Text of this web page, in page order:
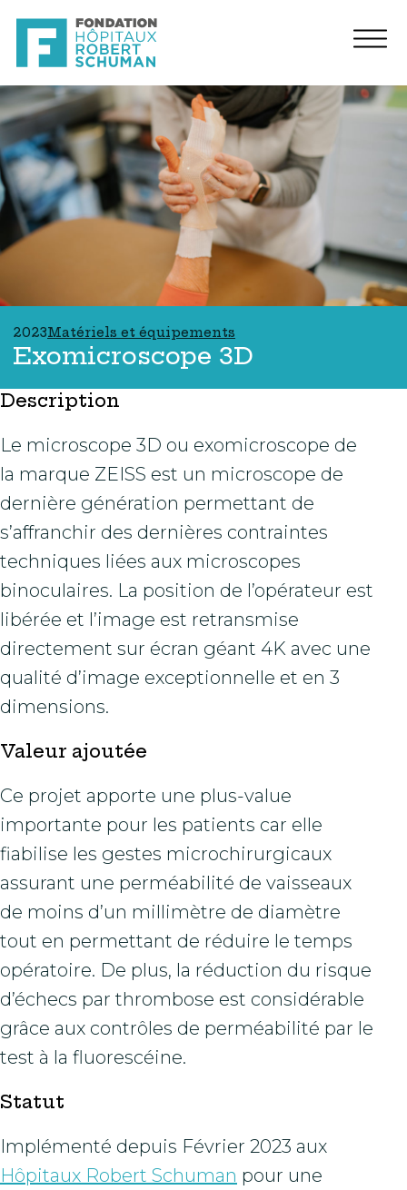
2023Matériels et équipements
Exomicroscope 3D
Description
Le microscope 3D ou exomicroscope de
la marque ZEISS est un microscope de
dernière génération permettant de
s’affranchir des dernières contraintes
techniques liées aux microscopes
binoculaires. La position de l’opérateur est
libérée et l’image est retransmise
directement sur écran géant 4K avec une
qualité d’image exceptionnelle et en 3
dimensions.
Valeur ajoutée
Ce projet apporte une plus-value
importante pour les patients car elle
fiabilise les gestes microchirurgicaux
assurant une perméabilité de vaisseaux
de moins d’un millimètre de diamètre
tout en permettant de réduire le temps
opératoire. De plus, la réduction du risque
d’échecs par thrombose est considérable
grâce aux contrôles de perméabilité par le
test à la fluorescéine.
Statut
Implémenté depuis Février 2023 aux
Hôpitaux Robert Schuman pour une